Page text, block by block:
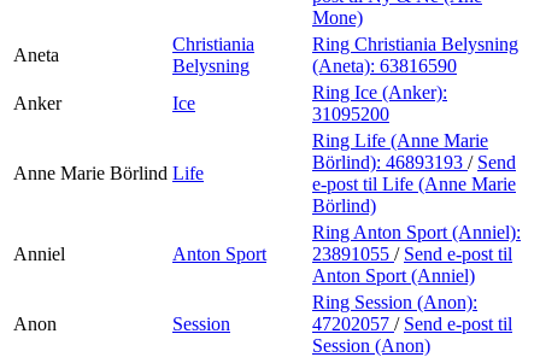
Mone)
Aneta
Christiania
Belysning
Ring Christiania Belysning
(Aneta): 63816590
Anker
Ice
Ring Ice (Anker):
31095200
Anne Marie Börlind Life
Ring Life (Anne Marie
Börlind): 46893193 / Send
e-post til Life (Anne Marie
Börlind)
Anniel Anton Sport
Ring Anton Sport (Anniel):
23891055 / Send e-post til
Anton Sport (Anniel)
Anon Session
Ring Session (Anon):
47202057 / Send e-post til
Session (Anon)